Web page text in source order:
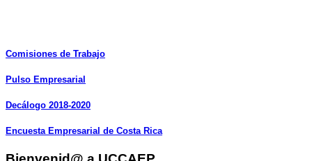
Comisiones de Trabajo
Pulso Empresarial
Decálogo 2018-2020
Encuesta Empresarial de Costa Rica